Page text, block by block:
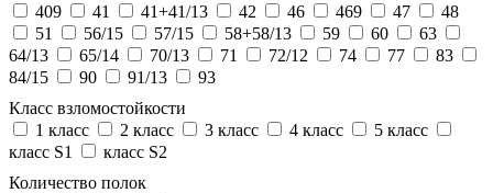
409
41 41+41/13 42 46 469 47
48
51
56/15 57/15 58+58/13 59 60
63
64/13
65/14 70/13 71 72/12 74 77
83
84/15
90 91/13
93
Класс взломостойкости
1 класс
2 класс 3 класс 4 класс
5 класс
класс S1
класс S2
Количество полок